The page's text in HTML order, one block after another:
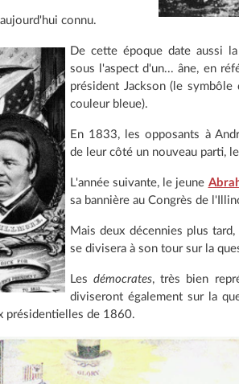
connu.
De cette époque date aussi
sous l'aspect d'un... âne, en
président Jackson (le
couleur bleue).
En 1833, les opposants à
de leur côté un nouveau parti,
L'année suivante, le jeune
sa bannière au Congrès de
Mais deux décennies plus
se divisera à son tour sur la
Lesdémocrates, très bien
diviseront également sur la
présidentielles de 1860.